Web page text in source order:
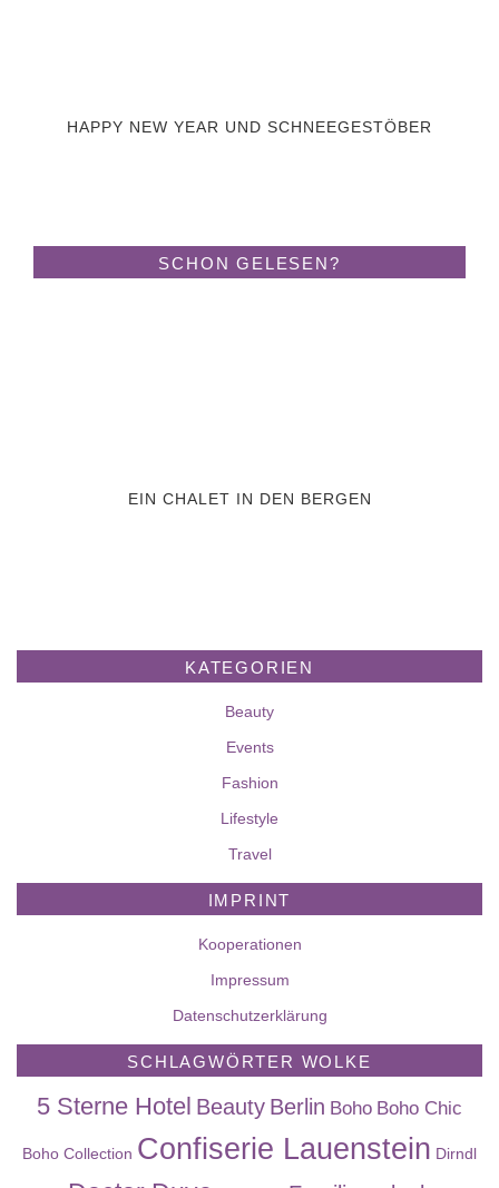
HAPPY NEW YEAR UND SCHNEEGESTÖBER
SCHON GELESEN?
EIN CHALET IN DEN BERGEN
KATEGORIEN
Beauty
Events
Fashion
Lifestyle
Travel
IMPRINT
Kooperationen
Impressum
Datenschutzerklärung
SCHLAGWÖRTER WOLKE
5 Sterne Hotel Beauty Berlin Boho Boho Chic
Boho Collection Confiserie Lauenstein Dirndl